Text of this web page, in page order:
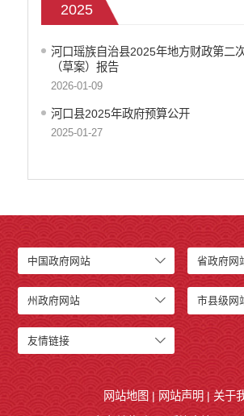
维稳就业
乡村振兴
养老服务
生态环境
义务教育
医疗卫生
政府网站工作年度报表
产品质量
涉农补贴
应急预案
安全生产
2025
河口瑶族自治县2025年地方财政第二
（草案）报告
2026-01-09
河口县2025年政府预算公开
2025-01-27
中国政府网站 省政府网
州政府网站 市县级网
友情链接
网站地图 | 网站声明 | 关于